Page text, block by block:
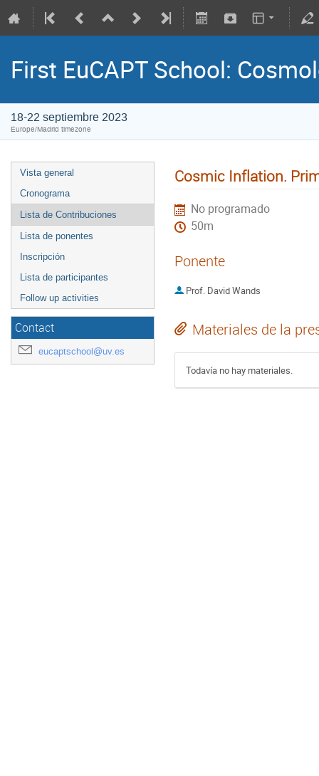
First EuCAPT School:
18-22 septiembre 2023
Europe/Madrid timezone
Vista general
Cronograma
Lista de Contribuciones
Lista de ponentes
Inscripción
Lista de participantes
Follow up activities
Contact
eucaptschool@uv.es
Cosmic Inflation.
No programado
50m
Ponente
Prof. David Wands
Materiales de la
Todavía no hay materiales.